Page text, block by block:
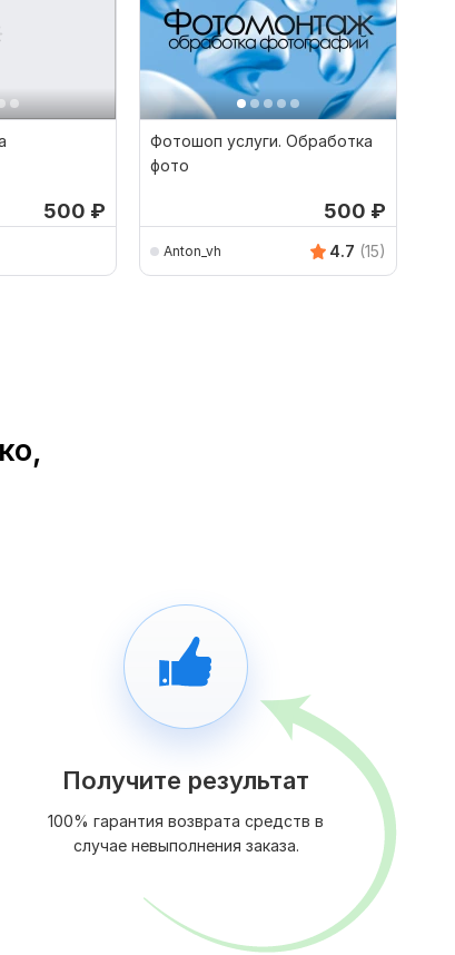
500 ₽
Фотошоп услуги. Обработка
фото
500 ₽
Anton_vh 4.7 (15)
Получите результат
100% гарантия возврата средств в
случае невыполнения заказа.